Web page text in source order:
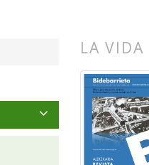
LA